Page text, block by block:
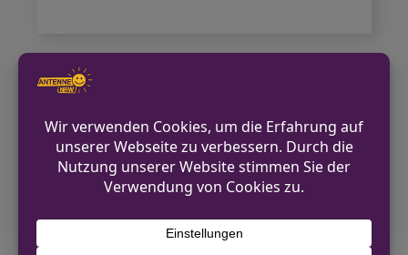
Südlohn: Unbekannte dringen in
Baucontainer ein
Zeugen nach Unfallflucht auf dem
Bergischen Ring in Hagen gesucht